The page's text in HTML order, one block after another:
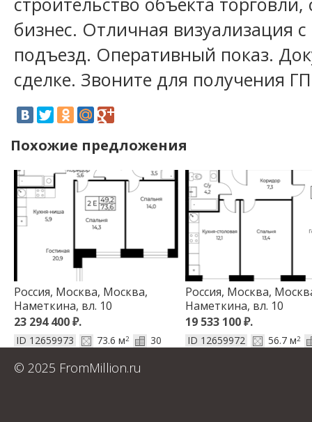
бизнес. Отличная визуализация
подъезд. Оперативный показ.
сделке. Звоните для получения
Похожие предложения
Россия, Москва, Москва,
Наметкина, вл. 10
23 294 400₽.
ID 12659973 73.6 м2 30
Россия, Москва,
Наметкина, вл. 10
19 533 100₽.
ID 12659972 56.7 м2
© 2025 FromMillion.ru